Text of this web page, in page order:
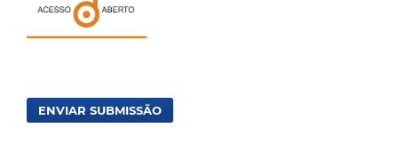
ENVIAR SUBMISSÃO